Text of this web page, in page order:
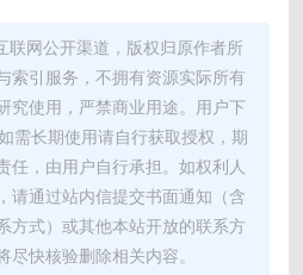
联网公开渠道，版权归原作者所
索引服务，不拥有资源实际所有
究使用，严禁商业用途。用户下
需长期使用请自行获取授权，期
任，由用户自行承担。如权利人
请通过站内信提交书面通知（含
方式）或其他本站开放的联系方
快核验删除相关内容。